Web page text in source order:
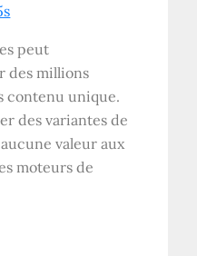
peut
des millions
contenu unique.
des variantes de
valeur aux
moteurs de